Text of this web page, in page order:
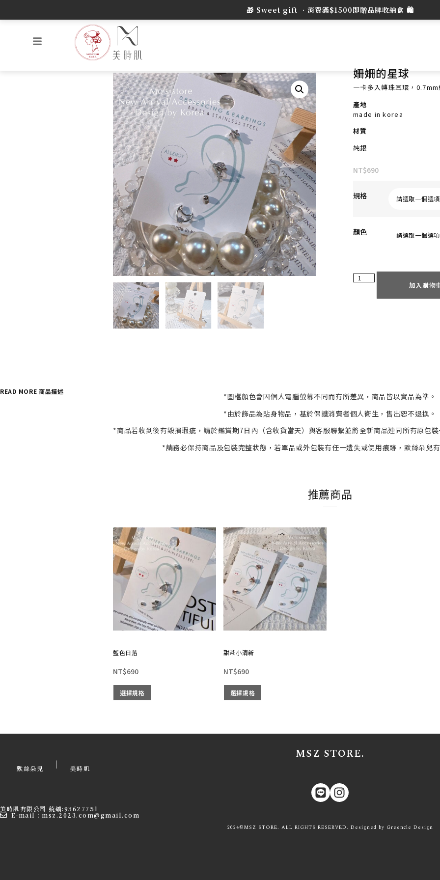
姍姍的星球
一卡多入轉珠耳環，0.7mm
產地
made in korea
材質
純銀
NT$690
規格
顏色
加入購物
READ MORE 商品描述
*圖檔顏色會因個人電腦螢幕不同而有所差異，商品皆以實品為準。
*由於飾品為貼身物品，基於保護消費者個人衛生，售出恕不退換。
*商品若收到後有毀損瑕疵，請於鑑賞期7日內（含收貨當天）與客服聯繫並將全新商品連同所有原包
*請務必保持商品及包裝完整狀態，若單品或外包裝有任一遺失或使用痕跡，默絲朵兒
推薦商品
藍色日落
NT$690
選擇規格
甜茶小清新
NT$690
選擇規格
MSZ STORE.
默絲朵兒 | 美時肌
美時肌有限公司 統編:93627751
E-mail：msz.2023.com@gmail.com
2024©MSZ STORE. ALL RIGHTS RESERVED. Designed by Greencle Design